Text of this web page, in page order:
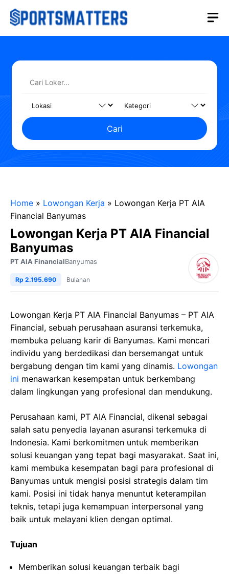
Langsung
Cari
Home » Lowongan Kerja » Lowongan Kerja PT AIA
Financial Banyumas
Lowongan Kerja PT AIA Financial
Banyumas
PT AIA FinancialBanyumas
Rp 2.195.690 Bulanan
Lowongan Kerja PT AIA Financial Banyumas – PT AIA
Financial, sebuah perusahaan asuransi terkemuka,
membuka peluang karir di Banyumas. Kami mencari
individu yang berdedikasi dan bersemangat untuk
bergabung dengan tim kami yang dinamis. Lowongan
ini menawarkan kesempatan untuk berkembang
dalam lingkungan yang profesional dan mendukung.
Perusahaan kami, PT AIA Financial, dikenal sebagai
salah satu penyedia layanan asuransi terkemuka di
Indonesia. Kami berkomitmen untuk memberikan
solusi keuangan yang tepat bagi masyarakat. Saat ini,
kami membuka kesempatan bagi para profesional di
Banyumas untuk mengisi posisi strategis dalam tim
kami. Posisi ini tidak hanya menuntut keterampilan
teknis, tetapi juga kemampuan interpersonal yang
baik untuk melayani klien dengan optimal.
Tujuan
Memberikan solusi keuangan terbaik bagi